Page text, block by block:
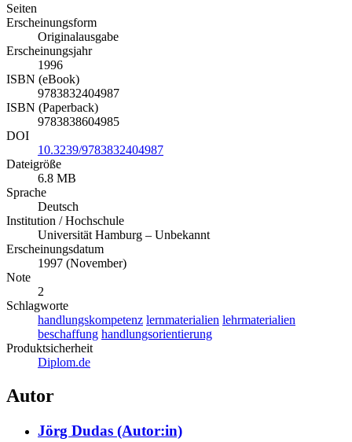
Seiten
Erscheinungsform
Originalausgabe
Erscheinungsjahr
1996
ISBN (eBook)
9783832404987
ISBN (Paperback)
9783838604985
DOI
10.3239/9783832404987
Dateigröße
6.8 MB
Sprache
Deutsch
Institution / Hochschule
Universität Hamburg – Unbekannt
Erscheinungsdatum
1997 (November)
Note
2
Schlagworte
handlungskompetenz lernmaterialien lehrmaterialien
beschaffung handlungsorientierung
Produktsicherheit
Diplom.de
Autor
Jörg Dudas (Autor:in)